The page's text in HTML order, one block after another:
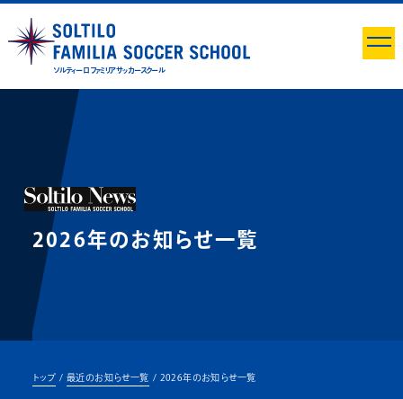
ソルティーロ ファミリア サッカースクール
2026年のお知らせ一覧
トップ 最近のお知らせ一覧 2026年のお知らせ一覧